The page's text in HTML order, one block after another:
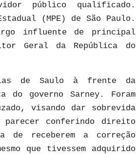
público qualificado.
(MPE) de São Paulo.
influente de principal
Geral da República do
de Saulo à frente da
governo Sarney. Foram
visando dar sobrevida
conferindo direito
receberem a correção
que tivessem adquirido